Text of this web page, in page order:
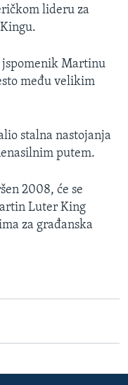
lideru za
jspomenik Martinu
među velikim
stalna nastojanja
putem.
2008, će se
Luter King
za građanska